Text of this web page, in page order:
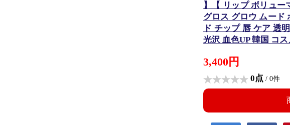
】【 リップ ボリュー
グロス グロウ ムード
ド チップ 唇 ケア 透
光沢 血色UP 韓国 コ
3,400円
0点 / 0件